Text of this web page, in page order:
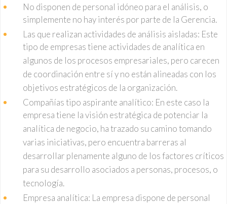
No disponen de personal idóneo para el análisis, o
simplemente no hay interés por parte de la Gerencia.
Las que realizan actividades de análisis aisladas: Este
tipo de empresas tiene actividades de analítica en
algunos de los procesos empresariales, pero carecen
de coordinación entre sí y no están alineadas con los
objetivos estratégicos de la organización.
Compañías tipo aspirante analítico: En este caso la
empresa tiene la visión estratégica de potenciar la
analítica de negocio, ha trazado su camino tomando
varias iniciativas, pero encuentra barreras al
desarrollar plenamente alguno de los factores críticos
para su desarrollo asociados a personas, procesos, o
tecnología.
Empresa analítica: La empresa dispone de personal